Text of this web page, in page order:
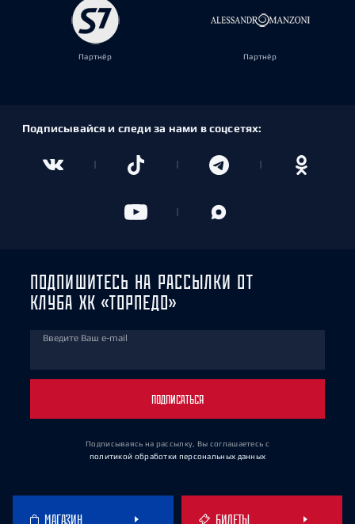
Партнёр Партнёр
Подписывайся и следи за нами в соцсетях:
ПОДПИШИТЕСЬ НА РАССЫЛКИ ОТ
КЛУБА ХК «ТОРПЕДО»
Введите Ваш e-mail
ПОДПИСАТЬСЯ
Подписываясь на рассылку, Вы соглашаетесь с
политикой обработки персональных данных
МАГАЗИН БИЛЕТЫ